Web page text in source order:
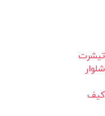
تیشرت
شلوار
کیف